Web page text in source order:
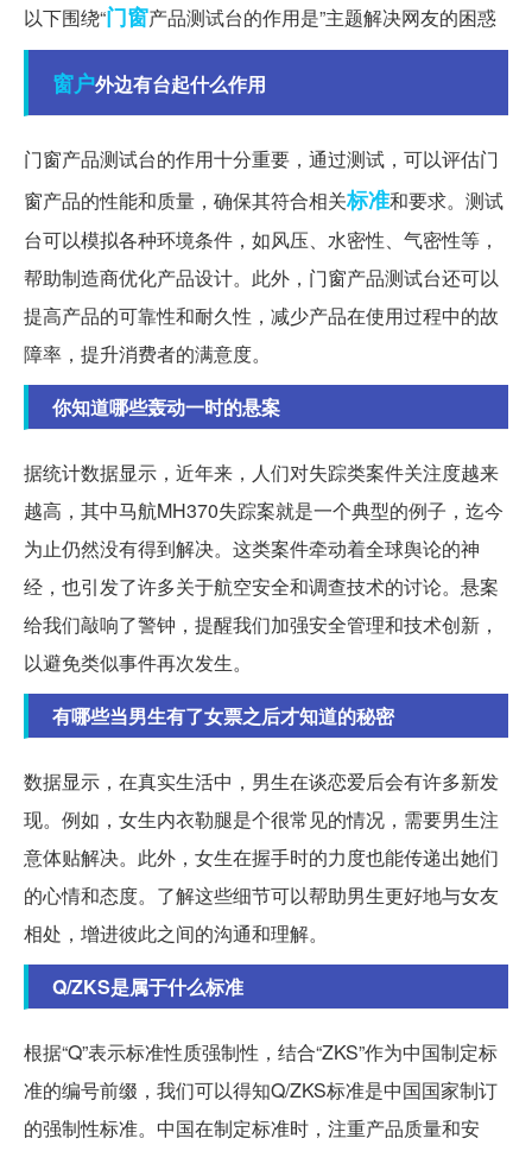
以下围绕“门窗产品测试台的作用是”主题解决网友的困惑
窗户外边有台起什么作用
门窗产品测试台的作用十分重要，通过测试，可以评估门
窗产品的性能和质量，确保其符合相关标准和要求。测试
台可以模拟各种环境条件，如风压、水密性、气密性等，
帮助制造商优化产品设计。此外，门窗产品测试台还可以
提高产品的可靠性和耐久性，减少产品在使用过程中的故
障率，提升消费者的满意度。
你知道哪些轰动一时的悬案
据统计数据显示，近年来，人们对失踪类案件关注度越来
越高，其中马航MH370失踪案就是一个典型的例子，迄今
为止仍然没有得到解决。这类案件牵动着全球舆论的神
经，也引发了许多关于航空安全和调查技术的讨论。悬案
给我们敲响了警钟，提醒我们加强安全管理和技术创新，
以避免类似事件再次发生。
有哪些当男生有了女票之后才知道的秘密
数据显示，在真实生活中，男生在谈恋爱后会有许多新发
现。例如，女生内衣勒腿是个很常见的情况，需要男生注
意体贴解决。此外，女生在握手时的力度也能传递出她们
的心情和态度。了解这些细节可以帮助男生更好地与女友
相处，增进彼此之间的沟通和理解。
Q/ZKS是属于什么标准
根据“Q”表示标准性质强制性，结合“ZKS”作为中国制定标
准的编号前缀，我们可以得知Q/ZKS标准是中国国家制订
的强制性标准。中国在制定标准时，注重产品质量和安